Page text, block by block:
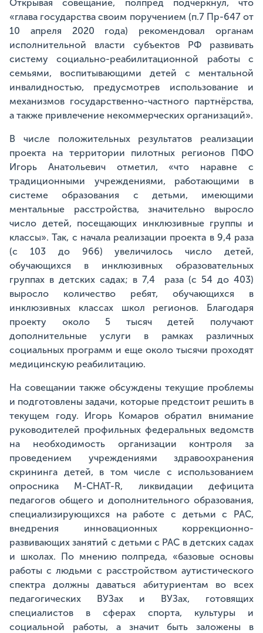
Открывая совещание, полпред подчеркнул, что
«глава государства своим поручением (п.7 Пр-647 от
10 апреля 2020 года) рекомендовал органам
исполнительной власти субъектов РФ развивать
систему социально-реабилитационной работы с
семьями, воспитывающими детей с ментальной
инвалидностью, предусмотрев использование и
механизмов государственно-частного партнёрства,
а также привлечение некоммерческих организаций».
В числе положительных результатов реализации
проекта на территории пилотных регионов ПФО
Игорь Анатольевич отметил, «что наравне с
традиционными учреждениями, работающими в
системе образования с детьми, имеющими
ментальные расстройства, значительно выросло
число детей, посещающих инклюзивные группы и
классы». Так, с начала реализации проекта в 9,4 раза
(с 103 до 966) увеличилось число детей,
обучающихся в инклюзивных образовательных
группах в детских садах; в 7,4 раза (с 54 до 403)
выросло количество ребят, обучающихся в
инклюзивных классах школ регионов. Благодаря
проекту около 5 тысяч детей получают
дополнительные услуги в рамках различных
социальных программ и еще около тысячи проходят
медицинскую реабилитацию.
На совещании также обсуждены текущие проблемы
и подготовлены задачи, которые предстоит решить в
текущем году. Игорь Комаров обратил внимание
руководителей профильных федеральных ведомств
на необходимость организации контроля за
проведением учреждениями здравоохранения
скрининга детей, в том числе с использованием
опросника M-CHAT-R, ликвидации дефицита
педагогов общего и дополнительного образования,
специализирующихся на работе с детьми с РАС,
внедрения инновационных коррекционно-
развивающих занятий с детьми с РАС в детских садах
и школах. По мнению полпреда, «базовые основы
работы с людьми с расстройством аутистического
спектра должны даваться абитуриентам во всех
педагогических ВУЗах и ВУЗах, готовящих
специалистов в сферах спорта, культуры и
социальной работы, а значит быть заложены в